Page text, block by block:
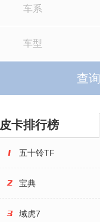
车系
车型
查询
皮卡排行榜
五十铃TF
宝典
域虎7